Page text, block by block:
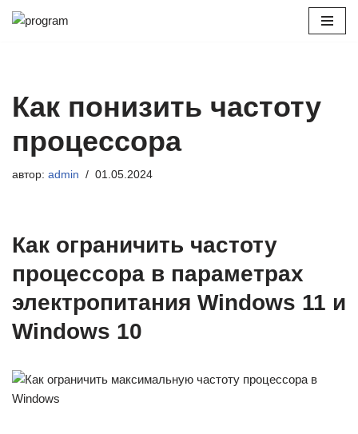
Как понизить частоту
процессора
автор: admin 01.05.2024
Как ограничить частоту
процессора в параметрах
электропитания Windows 11 и
Windows 10